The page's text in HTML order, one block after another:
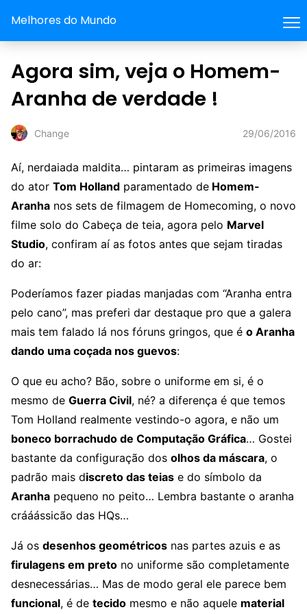
Melhores do Mundo
Agora sim, veja o Homem-
Aranha de verdade !
Change 29/06/2016
Aí, nerdaiada maldita… pintaram as primeiras imagens
do ator Tom Holland paramentado de Homem-
Aranha nos sets de filmagem de Homecoming, o novo
filme solo do Cabeça de teia, agora pelo Marvel
Studio, confiram aí as fotos antes que sejam tiradas
do ar:
Poderíamos fazer piadas manjadas com “Aranha entra
pelo cano”, mas preferi dar destaque pro que a galera
mais tem falado lá nos fóruns gringos, que é o Aranha
dando uma coçada nos guevos:
O que eu acho? Bão, sobre o uniforme em si, é o
mesmo de Guerra Civil, né? a diferença é que temos
Tom Holland realmente vestindo-o agora, e não um
boneco borrachudo de Computação Gráfica… Gostei
bastante da configuração dos olhos da máscara, o
padrão mais discreto das teias e do símbolo da
Aranha pequeno no peito… Lembra bastante o aranha
crááássicão das HQs…
Já os desenhos geométricos nas partes azuis e as
firulagens em preto no uniforme são completamente
desnecessárias… Mas de modo geral ele parece bem
funcional, é de tecido mesmo e não aquele material